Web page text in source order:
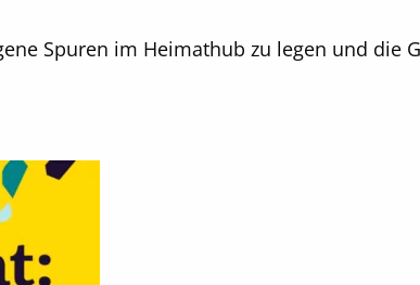
Spuren im Heimathub zu legen und die